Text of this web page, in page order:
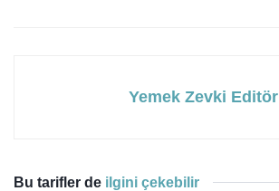
Yemek Zevki Editör
Bu tarifler de ilgini çekebilir